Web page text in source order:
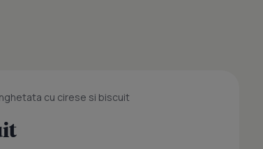
cu cirese si biscuit